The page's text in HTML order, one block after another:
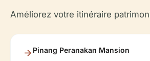
Améliorez votre itinéraire
Pinang Peranakan Mansion